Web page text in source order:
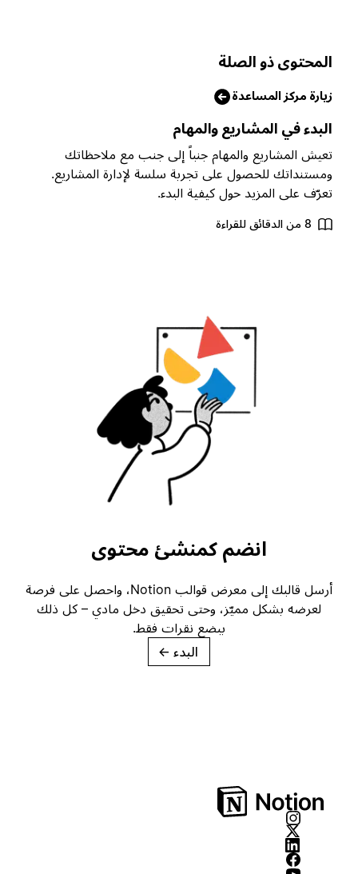
ذو الصلة
مركز المساعدة
في المشاريع والمهام
المشاريع والمهام جنباً إلى جنب مع ملاحظاتك
للحصول على تجربة سلسة لإدارة المشاريع.
على المزيد حول كيفية البدء.
8 من الدقائق للقراءة
انضم كمنشئ محتوى
أرسل قالبك إلى معرض قوالب Notion، واحصل على فرصة
لعرضه بشكل مميّز، وحتى تحقيق دخل مادي – كل ذلك
ببضع نقرات فقط.
→